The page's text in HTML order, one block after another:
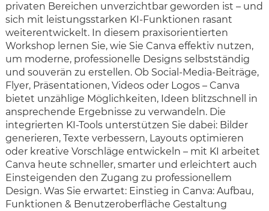
privaten Bereichen unverzichtbar geworden ist – und
sich mit leistungsstarken KI-Funktionen rasant
weiterentwickelt. In diesem praxisorientierten
Workshop lernen Sie, wie Sie Canva effektiv nutzen,
um moderne, professionelle Designs selbstständig
und souverän zu erstellen. Ob Social-Media-Beiträge,
Flyer, Präsentationen, Videos oder Logos – Canva
bietet unzählige Möglichkeiten, Ideen blitzschnell in
ansprechende Ergebnisse zu verwandeln. Die
integrierten KI-Tools unterstützen Sie dabei: Bilder
generieren, Texte verbessern, Layouts optimieren
oder kreative Vorschläge entwickeln – mit KI arbeitet
Canva heute schneller, smarter und erleichtert auch
Einsteigenden den Zugang zu professionellem
Design. Was Sie erwartet: Einstieg in Canva: Aufbau,
Funktionen & Benutzeroberfläche Gestaltung